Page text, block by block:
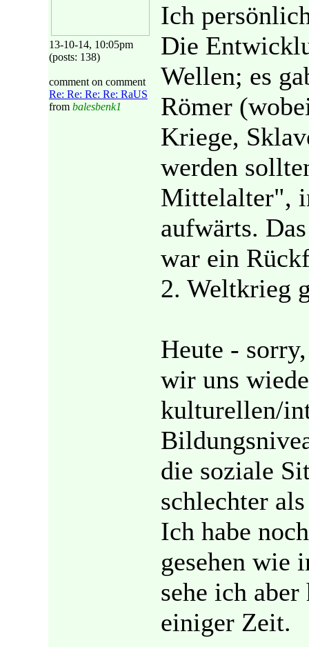
13-10-14, 10:05pm
(posts: 138)
comment on comment
Re: Re: Re: Re: RaUS
from balesbenk1
Ich
Die
Wellen; es
Römer
Kriege,
werden
Mittelalter",
aufwärts.
war ein
2. Weltkrieg
Heute -
wir uns
kulturellen/
die soziale
schlechter
Ich habe
gesehen wie
sehe ich
einiger Zeit.